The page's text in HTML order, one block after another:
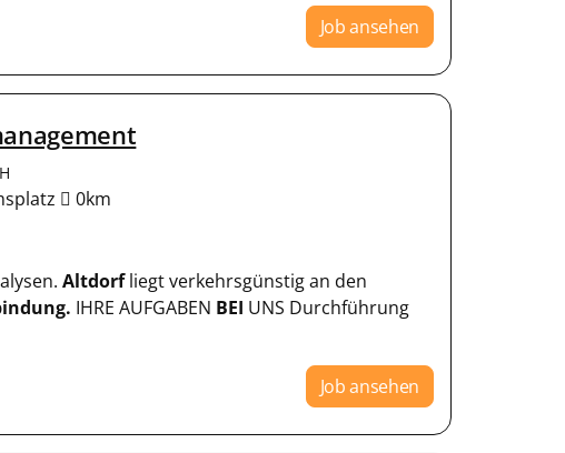
Job ansehen
0km
Altdorfliegt verkehrsgünstig an den
IHRE AUFGABEN BEI UNS Durchführung
Job ansehen